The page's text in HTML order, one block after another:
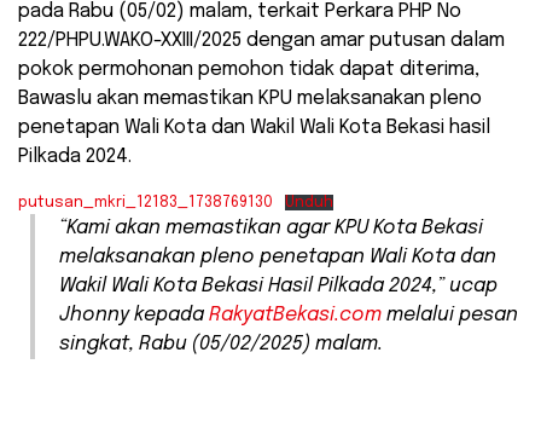
pada Rabu (05/02) malam, terkait Perkara PHP No
222/PHPU.WAKO-XXIII/2025 dengan amar putusan dalam
pokok permohonan pemohon tidak dapat diterima,
Bawaslu akan memastikan KPU melaksanakan pleno
penetapan Wali Kota dan Wakil Wali Kota Bekasi hasil
Pilkada 2024.
putusan_mkri_12183_1738769130 Unduh
“Kami akan memastikan agar KPU Kota Bekasi
melaksanakan pleno penetapan Wali Kota dan
Wakil Wali Kota Bekasi Hasil Pilkada 2024,” ucap
Jhonny kepada RakyatBekasi.com melalui pesan
singkat, Rabu (05/02/2025) malam.